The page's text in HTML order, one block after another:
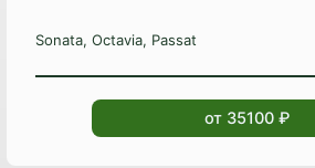
Sonata, Octavia, Passat
от 35100 ₽